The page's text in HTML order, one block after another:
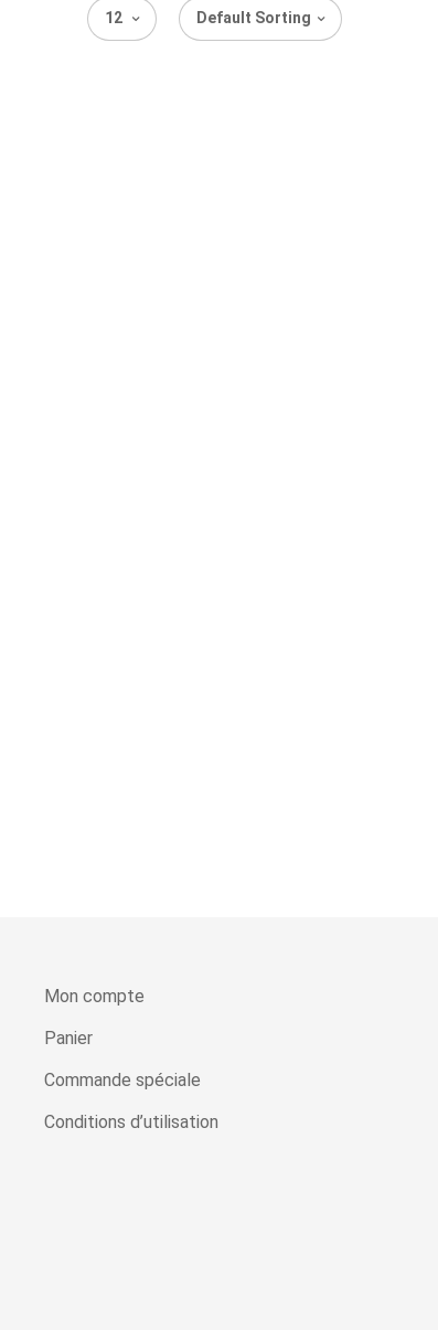
Default Sorting
12
Mon compte
Panier
Commande spéciale
Conditions d’utilisation